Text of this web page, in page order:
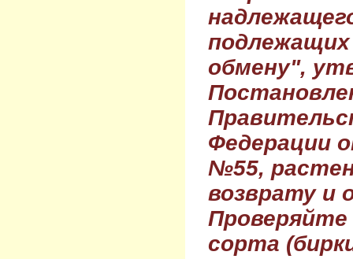
обмену",
Федерации
№55,
возврату и
Проверяйте
сорта